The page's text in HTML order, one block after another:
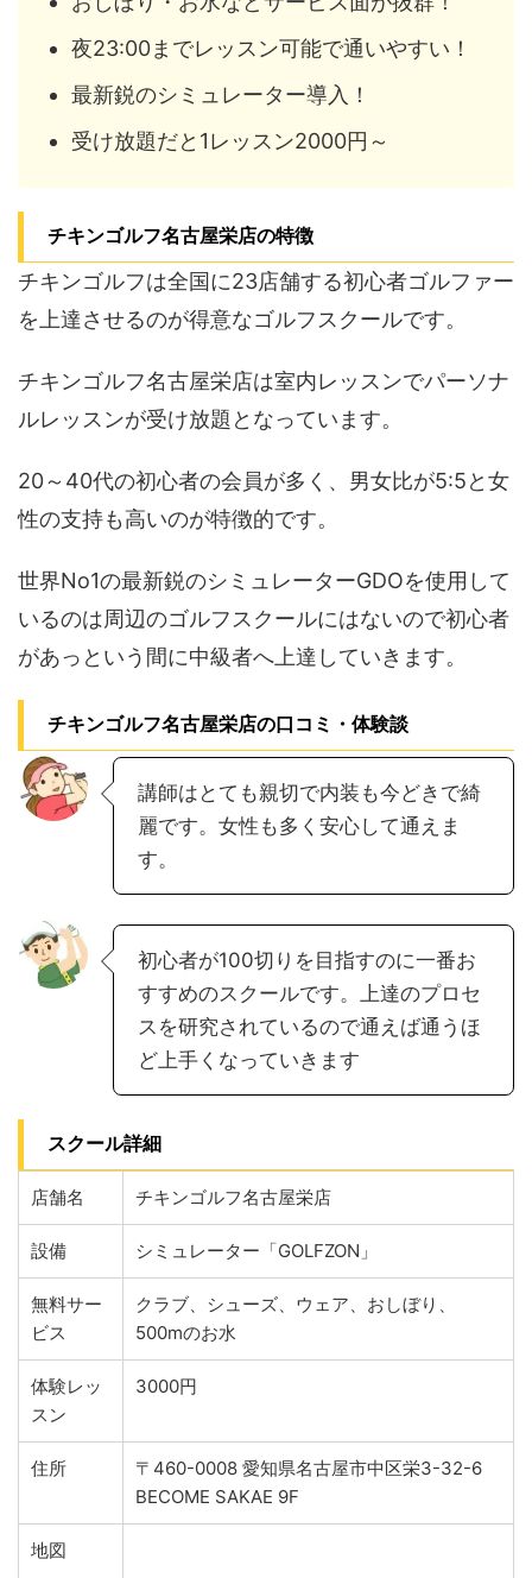
夜23:00までレッスン可能で通いやすい！
最新鋭のシミュレーター導入！
受け放題だと1レッスン2000円～
チキンゴルフ名古屋栄店の特徴
チキンゴルフは全国に23店舗する初心者ゴルファー
を上達させるのが得意なゴルフスクールです。
チキンゴルフ名古屋栄店は室内レッスンでパーソナ
ルレッスンが受け放題となっています。
20～40代の初心者の会員が多く、男女比が5:5と女
性の支持も高いのが特徴的です。
世界No1の最新鋭のシミュレーターGDOを使用して
いるのは周辺のゴルフスクールにはないので初心者
があっという間に中級者へ上達していきます。
チキンゴルフ名古屋栄店の口コミ・体験談
講師はとても親切で内装も今どきで綺
麗です。女性も多く安心して通えま
す。
初心者が100切りを目指すのに一番お
すすめのスクールです。上達のプロセ
スを研究されているので通えば通うほ
ど上手くなっていきます
スクール詳細
店舗名 チキンゴルフ名古屋栄店
設備 シミュレーター「GOLFZON」
無料サー
ビス
クラブ、シューズ、ウェア、おしぼり、
500mのお水
体験レッ
スン
3000円
住所
〒460-0008 愛知県名古屋市中区栄3-32-6
BECOME SAKAE 9F
地図